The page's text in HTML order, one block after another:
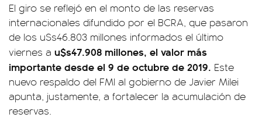
El giro se reflejó en el monto de las reservas
internacionales difundido por el BCRA, que pasaron
de los u$s46.803 millones informados el último
viernes a u$s47.908 millones, el valor más
importante desde el 9 de octubre de 2019. Este
nuevo respaldo del FMI al gobierno de Javier Milei
apunta, justamente, a fortalecer la acumulación de
reservas.